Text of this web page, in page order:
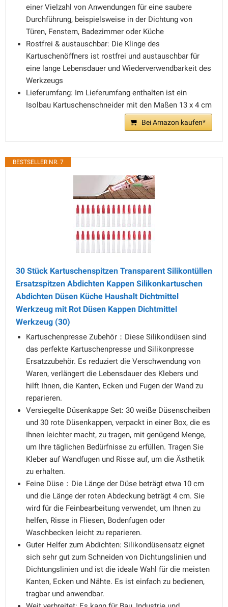
einer Vielzahl von Anwendungen für eine saubere
Durchführung, beispielsweise in der Dichtung von
Türen, Fenstern, Badezimmer oder Küche
Rostfrei & austauschbar: Die Klinge des
Kartuschenöffners ist rostfrei und austauschbar für
eine lange Lebensdauer und Wiederverwendbarkeit des
Werkzeugs
Lieferumfang: Im Lieferumfang enthalten ist ein
Isolbau Kartuschenschneider mit den Maßen 13 x 4 cm
Bei Amazon kaufen*
BESTSELLER NR. 7
30 Stück Kartuschenspitzen Transparent Silikontüllen
Ersatzspitzen Abdichten Kappen Silikonkartuschen
Abdichten Düsen Küche Haushalt Dichtmittel
Werkzeug mit Rot Düsen Kappen Dichtmittel
Werkzeug (30)
Kartuschenpresse Zubehör：Diese Silikondüsen sind
das perfekte Kartuschenpresse und Silikonpresse
Ersatzzubehör. Es reduziert die Verschwendung von
Waren, verlängert die Lebensdauer des Klebers und
hilft Ihnen, die Kanten, Ecken und Fugen der Wand zu
reparieren.
Versiegelte Düsenkappe Set: 30 weiße Düsenscheiben
und 30 rote Düsenkappen, verpackt in einer Box, die es
Ihnen leichter macht, zu tragen, mit genügend Menge,
um Ihre täglichen Bedürfnisse zu erfüllen. Tragen Sie
Kleber auf Wandfugen und Risse auf, um die Ästhetik
zu erhalten.
Feine Düse：Die Länge der Düse beträgt etwa 10 cm
und die Länge der roten Abdeckung beträgt 4 cm. Sie
wird für die Feinbearbeitung verwendet, um Ihnen zu
helfen, Risse in Fliesen, Bodenfugen oder
Waschbecken leicht zu reparieren.
Guter Helfer zum Abdichten: Silikondüsensatz eignet
sich sehr gut zum Schneiden von Dichtungslinien und
Dichtungslinien und ist die ideale Wahl für die meisten
Kanten, Ecken und Nähte. Es ist einfach zu bedienen,
tragbar und anwendbar.